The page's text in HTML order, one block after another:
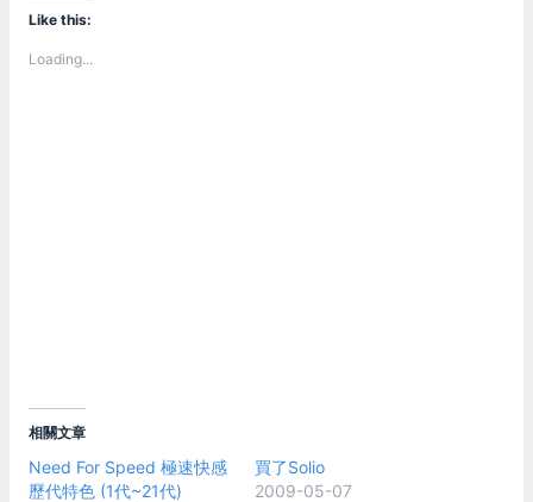
Like this:
Loading...
相關文章
Need For Speed 極速快感
歷代特色 (1代~21代)
買了Solio
2009-05-07